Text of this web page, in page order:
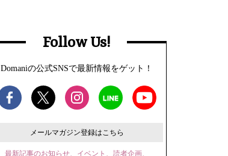
Follow Us!
Domaniの公式SNSで最新情報をゲット！
メールマガジン登録はこちら
最新記事のお知らせ、イベント、読者企画、